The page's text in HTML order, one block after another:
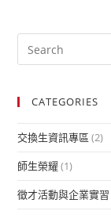
CATEGORIES
交換生資訊專區 (2)
師生榮耀(1)
徵才活動與企業實習